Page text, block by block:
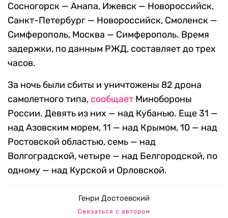
Сосногорск — Анапа, Ижевск — Новороссийск,
Санкт-Петербург — Новороссийск, Смоленск —
Симферополь, Москва — Симферополь. Время
задержки, по данным РЖД, составляет до трех
часов.
За ночь были сбиты и уничтожены 82 дрона
самолетного типа, сообщает Минобороны
России. Девять из них — над Кубанью. Еще 31 —
над Азовским морем, 11 — над Крымом, 10 — над
Ростовской областью, семь — над
Волгоградской, четыре — над Белгородской, по
одному — над Курской и Орловской.
Генри Достоевский
Связаться с автором